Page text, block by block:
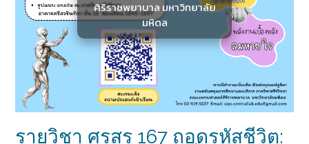
ศิริราชพยาบาล มหาวิทยาลัย
มหิดล
รายวิชา ศรสร 167 ถอดรหัสชีวิต: